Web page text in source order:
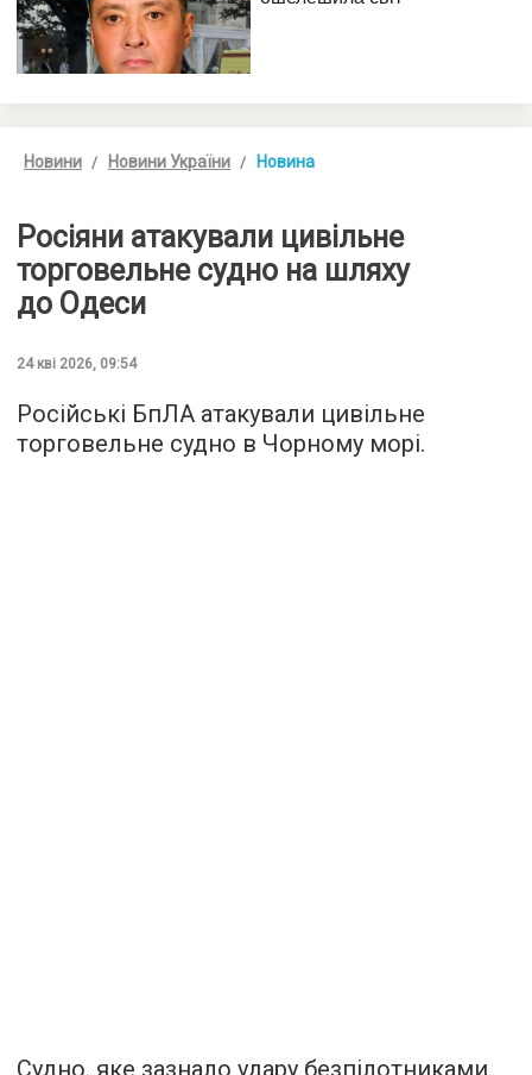
Новини Новини України Новина
Росіяни атакували цивільне
торговельне судно на шляху
до Одеси
24 кві 2026, 09:54
Російські БпЛА атакували цивільне
торговельне судно в Чорному морі.
Судно, яке зазнало удару безпілотниками,